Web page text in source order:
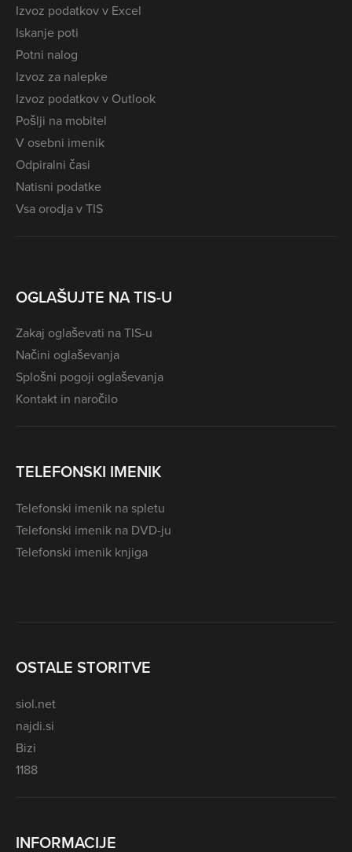
Izvoz podatkov v Excel
Iskanje poti
Potni nalog
Izvoz za nalepke
Izvoz podatkov v Outlook
Pošlji na mobitel
V osebni imenik
Odpiralni časi
Natisni podatke
Vsa orodja v TIS
OGLAŠUJTE NA TIS-U
Zakaj oglaševati na TIS-u
Načini oglaševanja
Splošni pogoji oglaševanja
Kontakt in naročilo
TELEFONSKI IMENIK
Telefonski imenik na spletu
Telefonski imenik na DVD-ju
Telefonski imenik knjiga
OSTALE STORITVE
siol.net
najdi.si
Bizi
1188
INFORMACIJE